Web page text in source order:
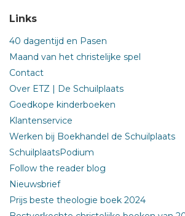
Links
40 dagentijd en Pasen
Maand van het christelijke spel
Contact
Over ETZ | De Schuilplaats
Goedkope kinderboeken
Klantenservice
Werken bij Boekhandel de Schuilplaats
SchuilplaatsPodium
Follow the reader blog
Nieuwsbrief
Prijs beste theologie boek 2024